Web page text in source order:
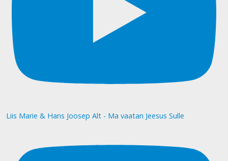
Liis Marie & Hans Joosep Alt - Ma vaatan Jeesus Sulle